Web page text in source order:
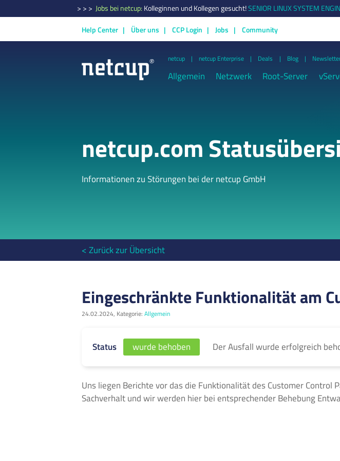
> > > Jobs bei netcup: Kolleginnen und Kollegen gesucht!SENIOR LINUX SYSTEM
Help Center Über uns CCP Login Jobs Community
netcup netcup Enterprise Deals Blog
Allgemein Netzwerk Root-Server
netcup.com
Informationen zu Störungen bei der netcup GmbH
< Zurück zur Übersicht
Eingeschränkte Funktionalität am
24.02.2024, Kategorie: Allgemein
Status wurde behoben Der Ausfall wurde erfolgreich
Uns liegen Berichte vor das die Funktionalität des Customer Control
Sachverhalt und wir werden hier bei entsprechender Behebung